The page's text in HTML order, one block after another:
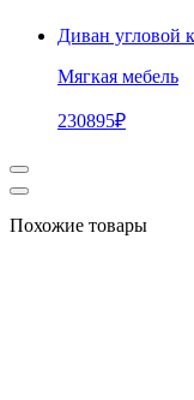
Диван угловой
Мягкая мебель
230895₽
Похожие товары